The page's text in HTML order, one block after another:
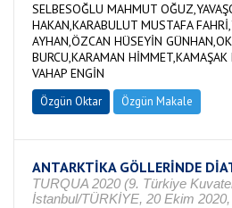
SELBESOĞLU MAHMUT
HAKAN,KARABULUT MUSTAFA
AYHAN,ÖZCAN HÜSEYİN
BURCU,KARAMAN HİMMET,KAMAŞAK
VAHAP ENGİN
Özgün Oktar Özgün Makale
ANTARKTİKA GÖLLERİNDE
TURQUA 2020 (9. Türkiye
İstanbul/TÜRKİYE, 20 Ekim